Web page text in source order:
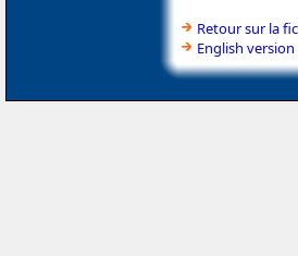
Retour sur la
English